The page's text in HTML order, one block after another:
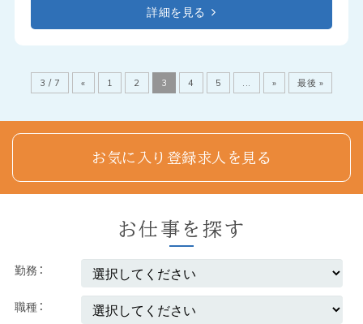
詳細を見る
3 / 7 « 1 2 3 4 5 ... » 最後 »
お気に入り登録求人を見る
お仕事を探す
勤務
職種